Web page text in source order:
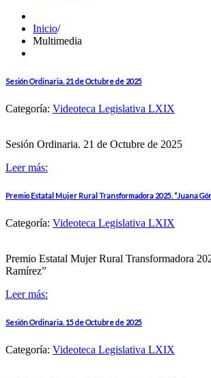
Inicio/
Multimedia
Sesión Ordinaria. 21 de Octubre de 2025
Categoría: Videoteca Legislativa LXIX
Sesión Ordinaria. 21 de Octubre de 2025
Leer más:
Premio Estatal Mujer Rural Transformadora 2025. “Juana
Categoría: Videoteca Legislativa LXIX
Premio Estatal Mujer Rural Transformadora
Ramírez”
Leer más:
Sesión Ordinaria. 15 de Octubre de 2025
Categoría: Videoteca Legislativa LXIX